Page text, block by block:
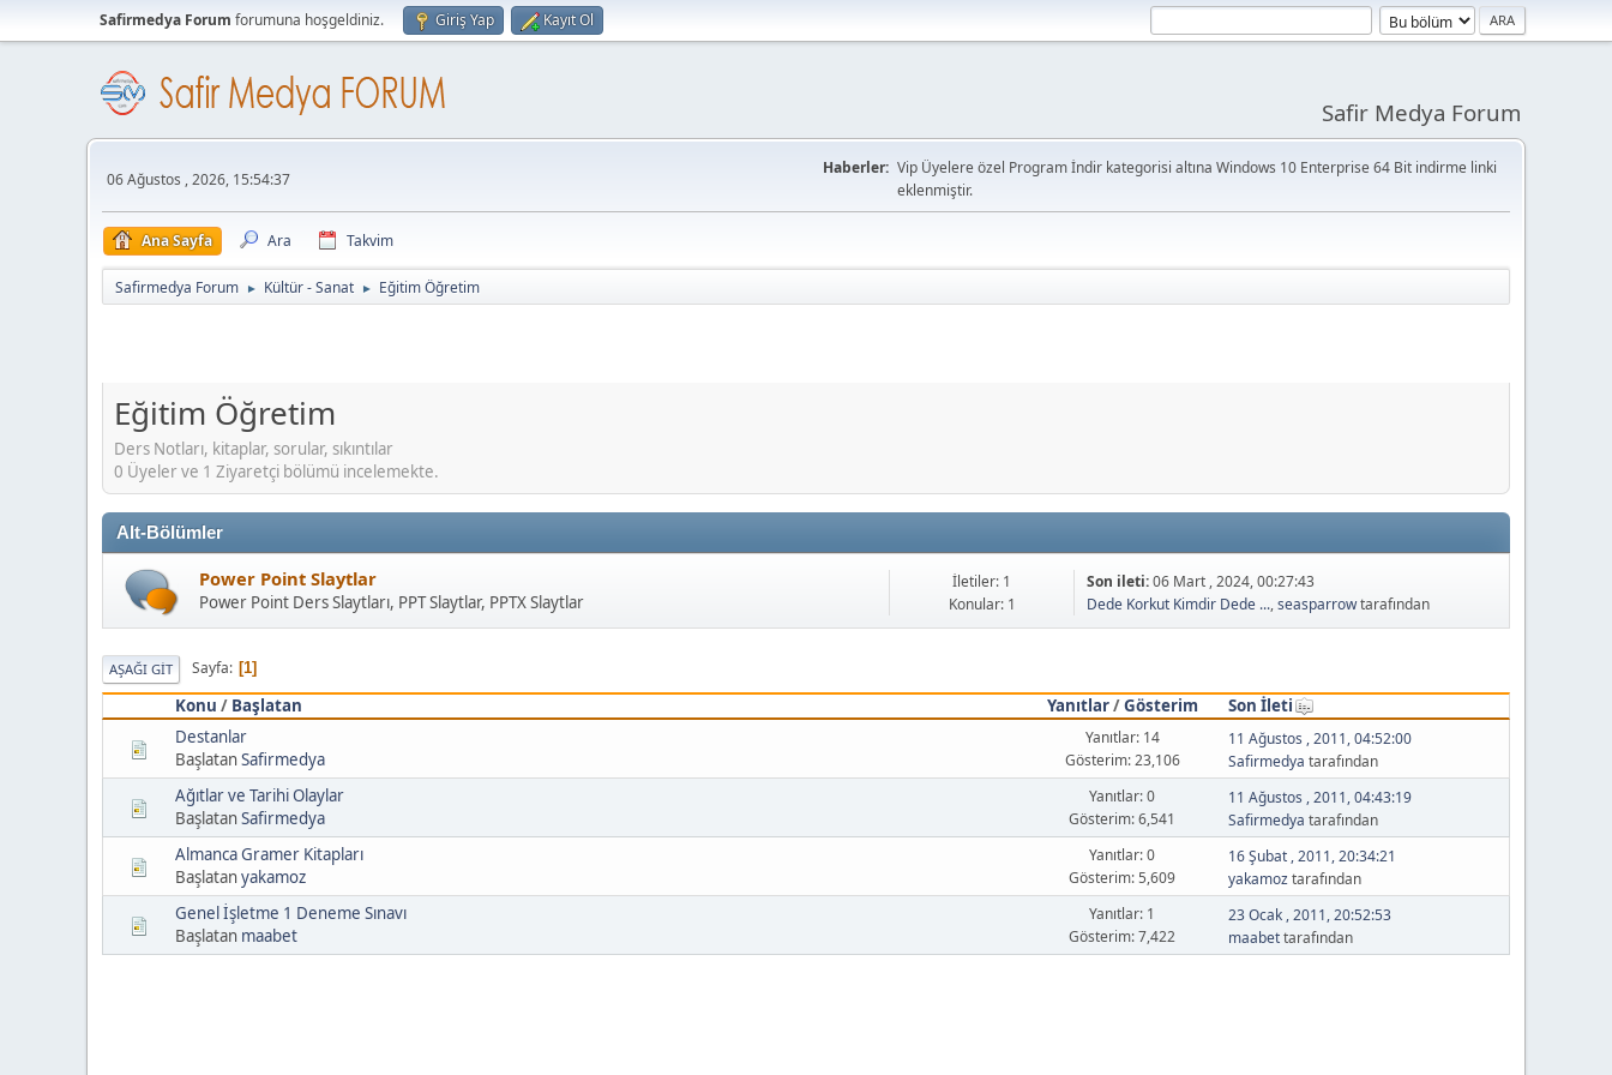
Safirmedya Forum forumuna hoşgeldiniz. Giriş Yap Kayıt Ol
Safir Medya Forum
06 Ağustos , 2026, 15:54:37
Haberler: Vip Üyelere özel Program İndir kategorisi altına Windows 10 Enterprise 64 Bit indirme linki
eklenmiştir.
Ana Sayfa Ara Takvim
Safirmedya Forum ► Kültür - Sanat ► Eğitim Öğretim
Eğitim Öğretim
Ders Notları, kitaplar, sorular, sıkıntılar
0 Üyeler ve 1 Ziyaretçi bölümü incelemekte.
Alt-Bölümler
Power Point Slaytlar
Power Point Ders Slaytları, PPT Slaytlar, PPTX Slaytlar
İletiler: 1
Konular: 1
Son ileti:06 Mart , 2024, 00:27:43
Dede Korkut Kimdir Dede ...,seasparrowtarafından
AŞAĞI GIT Sayfa 1
Konu / Başlatan Yanıtlar/Gösterim
Son İleti
Destanlar
BaşlatanSafirmedya
Yanıtlar: 14
Gösterim: 23,106
11 Ağustos , 2011, 04:52:00
Safirmedya tarafından
Ağıtlar ve Tarihi Olaylar
BaşlatanSafirmedya
Yanıtlar: 0
Gösterim: 6,541
11 Ağustos , 2011, 04:43:19
Safirmedya tarafından
Almanca Gramer Kitapları
Başlatanyakamoz
Yanıtlar: 0
Gösterim: 5,609
16 Şubat , 2011, 20:34:21
yakamoztarafından
Genel İşletme 1 Deneme Sınavı
Başlatan maabet
Yanıtlar: 1
Gösterim: 7,422
23 Ocak , 2011, 20:52:53
maabettarafından